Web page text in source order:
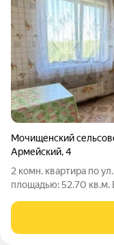
Мочищенский
Армейский,4
2 комн. квартира по
площадью: 52.70
Раздельный санузел.
стороны! Квартира